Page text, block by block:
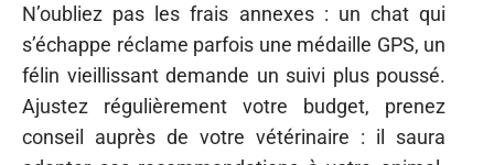
N’oubliez pas les frais annexes : un chat qui
s’échappe réclame parfois une médaille GPS, un
félin vieillissant demande un suivi plus poussé.
Ajustez régulièrement votre budget, prenez
conseil auprès de votre vétérinaire : il saura